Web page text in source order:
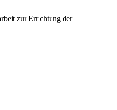
zur Errichtung der